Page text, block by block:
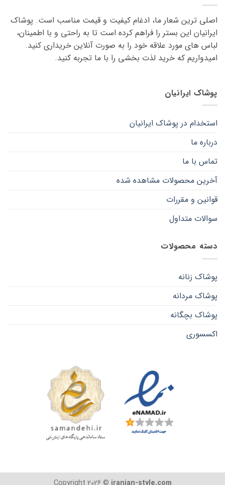
اصلی ترین شعار ما، ادغام کیفیت و قیمت مناسب است. پوشاک
ایرانیان این بستر را فراهم کرده است تا به راحتی و با اطمینان،
لباس های مورد علاقه ‌خود را به صورت آنلاین خریداری کنید.
امیدواریم که خرید لذت ‌بخشی را با ما تجربه کنید.
پوشاک ایرانیان
استخدام در پوشاک ایرانیان
درباره ما
تماس با ما
آخرین محصولات مشاهده شده
قوانین و مقررات
سوالات متداول
دسته محصولات
پوشاک زنانه
پوشاک مردانه
پوشاک بچگانه
اکسسوری